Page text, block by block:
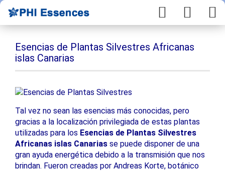
Esencias de Plantas Silvestres Africanas
islas Canarias
Tal vez no sean las esencias más conocidas, pero
gracias a la localización privilegiada de estas plantas
utilizadas para los Esencias de Plantas Silvestres
Africanas islas Canarias se puede disponer de una
gran ayuda energética debido a la transmisión que nos
brindan. Fueron creadas por Andreas Korte, botánico